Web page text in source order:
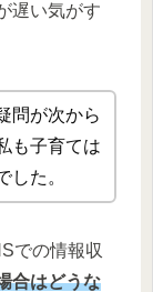
遅い気がす
問が次から
も子育ては
した。
での情報収
合はどうな